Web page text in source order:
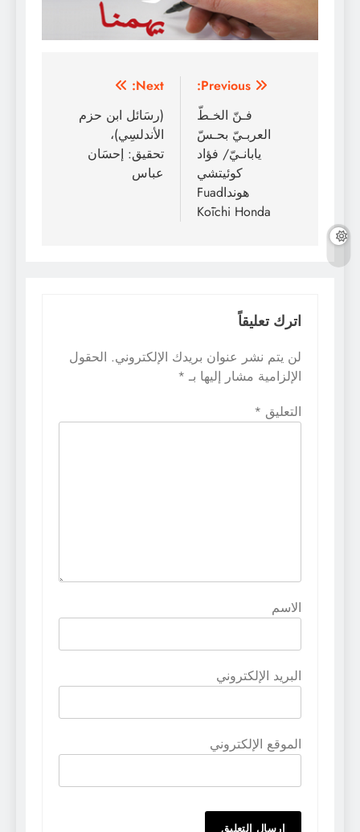
تصفّح
المقالات
Previous:
فـنّ الخـطّ
العربـيّ بحـسّ
يابانـيّ/ فؤاد
كوئيتشي
هونداFuad
Kōichi Honda
Next:
(رسَائل ابن حزم
الأندلسِي)،
تحقيق: إحسَان
عباس
اترك تعليقاً
لن يتم نشر عنوان بريدك الإلكتروني. الحقول
الإلزامية مشار إليها بـ *
التعليق *
الاسم
البريد الإلكتروني
الموقع الإلكتروني